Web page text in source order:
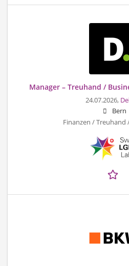
Manager – Treuhand /
24.07.2026,
Bern
Finanzen /